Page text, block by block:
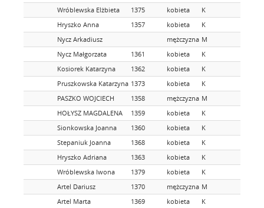
Wróblewska Elżbieta
1375 kobieta
K
Hryszko Anna
1357 kobieta
K
Nycz Arkadiusz
mężczyzna M
Nycz Małgorzata
1361 kobieta
K
Kosiorek Katarzyna
1362 kobieta
K
Pruszkowska Katarzyna 1373 kobieta
K
PASZKO WOJCIECH
1358 mężczyzna M
HOŁYSZ MAGDALENA
1359 kobieta
K
Sionkowska Joanna
1360 kobieta
K
Stepaniuk Joanna
1368 kobieta
K
Hryszko Adriana
1363 kobieta
K
Wróblewska Iwona
1379 kobieta
K
Artel Dariusz
1370 mężczyzna M
Artel Marta
1369 kobieta
K